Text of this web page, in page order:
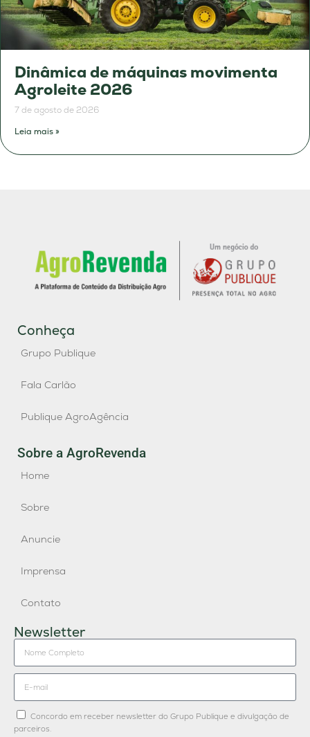
Dinâmica de máquinas movimenta
Agroleite 2026
7 de agosto de 2026
Leia mais »
Conheça
Grupo Publique
Fala Carlão
Publique AgroAgência
Sobre a AgroRevenda
Home
Sobre
Anuncie
Imprensa
Contato
Newsletter
Concordo em receber newsletter do Grupo Publique e divulgação de
parceiros.